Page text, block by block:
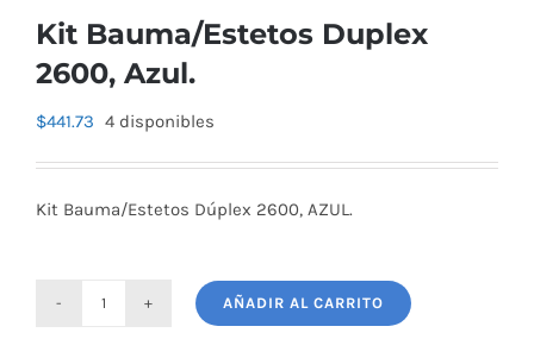
Kit Bauma/Estetos Duplex
2600, Azul.
$441.73 4 disponibles
Kit Bauma/Estetos Dúplex 2600, AZUL.
AÑADIR AL CARRITO